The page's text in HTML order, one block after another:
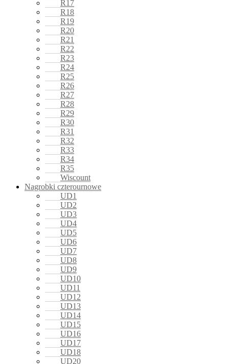
R17
R18
R19
R20
R21
R22
R23
R24
R25
R26
R27
R28
R29
R30
R31
R32
R33
R34
R35
Wiscount
Nagrobki czterournowe
UD1
UD2
UD3
UD4
UD5
UD6
UD7
UD8
UD9
UD10
UD11
UD12
UD13
UD14
UD15
UD16
UD17
UD18
UD20